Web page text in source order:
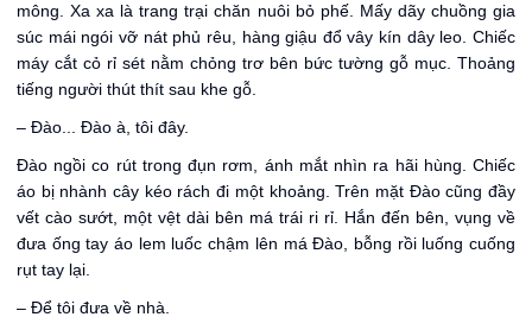
mông. Xa xa là trang trại chăn nuôi bỏ phế. Mấy dãy chuồng gia
súc mái ngói vỡ nát phủ rêu, hàng giậu đổ vây kín dây leo. Chiếc
máy cắt cỏ rỉ sét nằm chỏng trơ bên bức tường gỗ mục. Thoảng
tiếng người thút thít sau khe gỗ.
– Đào... Đào à, tôi đây.
Đào ngồi co rút trong đụn rơm, ánh mắt nhìn ra hãi hùng. Chiếc
áo bị nhành cây kéo rách đi một khoảng. Trên mặt Đào cũng đầy
vết cào sướt, một vệt dài bên má trái ri rỉ. Hắn đến bên, vụng về
đưa ống tay áo lem luốc chậm lên má Đào, bỗng rồi luống cuống
rụt tay lại.
– Để tôi đưa về nhà.